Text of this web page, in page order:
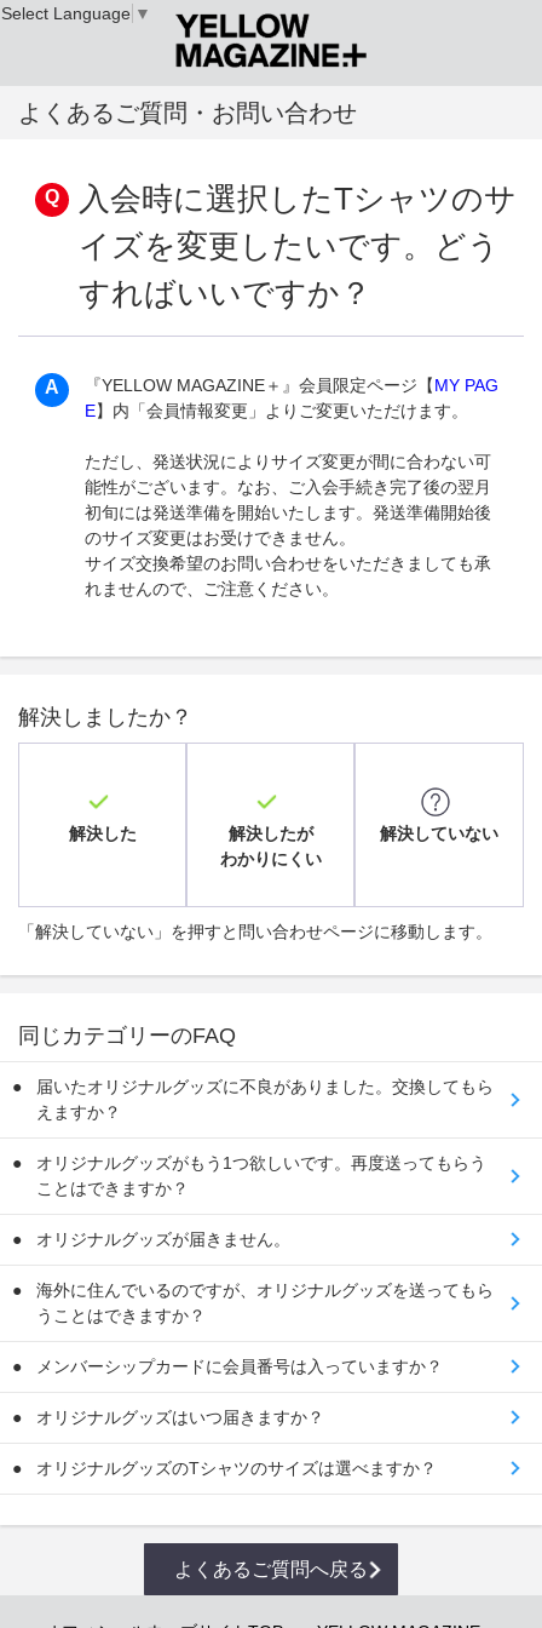
よくあるご質問・お問い合わせ
入会時に選択したTシャツのサ
イズを変更したいです。どう
すればいいですか？
『YELLOW MAGAZINE＋』会員限定ページ【MY PAG
E】内「会員情報変更」よりご変更いただけます。
ただし、発送状況によりサイズ変更が間に合わない可
能性がございます。なお、ご入会手続き完了後の翌月
初旬には発送準備を開始いたします。発送準備開始後
のサイズ変更はお受けできません。
サイズ交換希望のお問い合わせをいただきましても承
れませんので、ご注意ください。
解決しましたか？
解決した
解決したが
わかりにくい
解決していない
「解決していない」を押すと問い合わせページに移動します。
同じカテゴリーのFAQ
届いたオリジナルグッズに不良がありました。交換してもら
えますか？
オリジナルグッズがもう1つ欲しいです。再度送ってもらう
ことはできますか？
オリジナルグッズが届きません。
海外に住んでいるのですが、オリジナルグッズを送ってもら
うことはできますか？
メンバーシップカードに会員番号は入っていますか？
オリジナルグッズはいつ届きますか？
オリジナルグッズのTシャツのサイズは選べますか？
よくあるご質問へ戻る
Select Language ▼